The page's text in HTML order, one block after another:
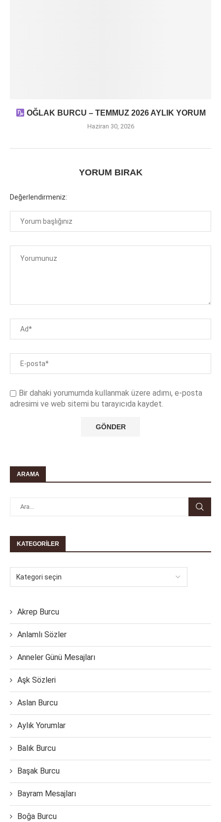
OĞLAK BURCU – TEMMUZ 2026 AYLIK YORUM
Haziran 30, 2026
YORUM BIRAK
Değerlendirmeniz:
Bir dahaki yorumumda kullanmak üzere adımı, e-posta
adresimi ve web sitemi bu tarayıcıda kaydet.
ARAMA
KATEGORILER
Akrep Burcu
Anlamlı Sözler
Anneler Günü Mesajları
Aşk Sözleri
Aslan Burcu
Aylık Yorumlar
Balık Burcu
Başak Burcu
Bayram Mesajları
Boğa Burcu